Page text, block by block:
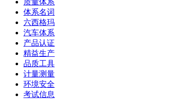
质量体系
体系名词
六西格玛
汽车体系
产品认证
精益生产
品质工具
计量测量
环境安全
考试信息